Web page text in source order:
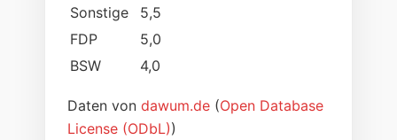
Sonstige
5,5
FDP
5,0
BSW
4,0
Daten vondawum.de (Open Database
License (ODbL))